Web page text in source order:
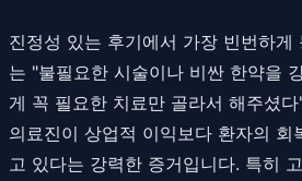
진정성 있는 후기에서 가장 빈번하게
는 "불필요한 시술이나 비싼 한약을
게 꼭 필요한 치료만 골라서 해주셨
의료진이 상업적 이익보다 환자의 회
고 있다는 강력한 증거입니다. 특히